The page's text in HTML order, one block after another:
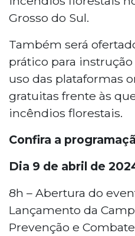
Grosso do Sul.
Também será
prático para
uso das plataformas
gratuitas frente às
incêndios florestais.
Confira a
Dia 9 de abril de
8h – Abertura do
Lançamento da
Prevenção e